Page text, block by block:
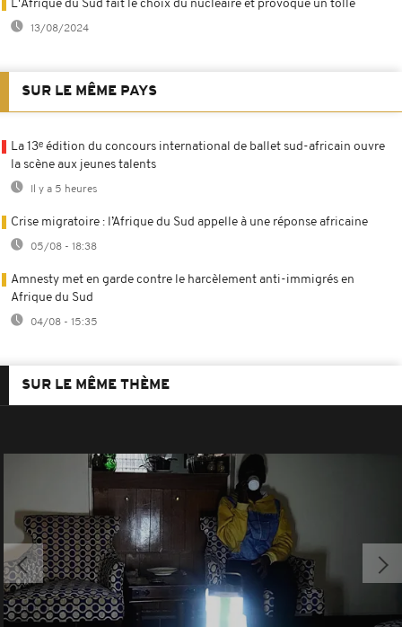
L'Afrique du Sud fait le choix du nucléaire et provoque un tollé
13/08/2024
SUR LE MÊME PAYS
La 13ᵉ édition du concours international de ballet sud-africain ouvre
la scène aux jeunes talents
Il y a 5 heures
Crise migratoire : l’Afrique du Sud appelle à une réponse africaine
05/08 - 18:38
Amnesty met en garde contre le harcèlement anti-immigrés en
Afrique du Sud
04/08 - 15:35
SUR LE MÊME THÈME